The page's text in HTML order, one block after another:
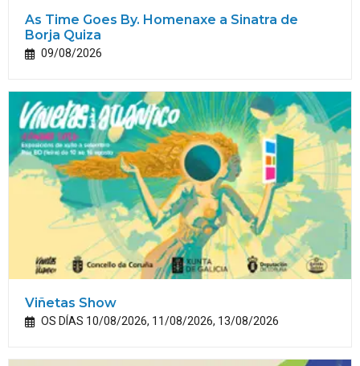
As Time Goes By. Homenaxe a Sinatra de
Borja Quiza
09/08/2026
Viñetas Show
OS DÍAS 10/08/2026, 11/08/2026, 13/08/2026